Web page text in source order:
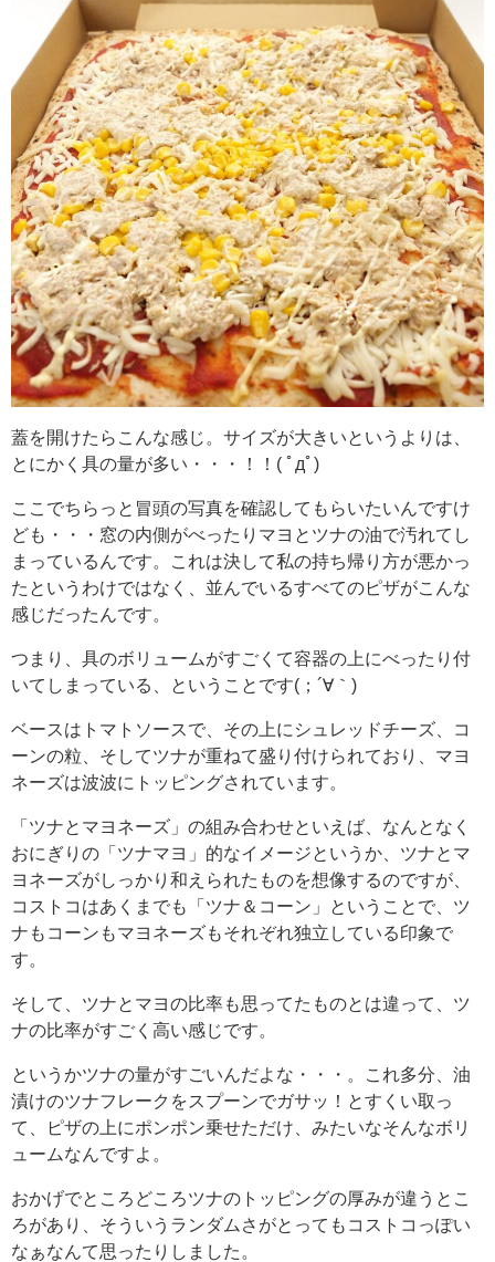
蓋を開けたらこんな感じ。サイズが大きいというよりは、
とにかく具の量が多い・・・！！( ﾟдﾟ)
ここでちらっと冒頭の写真を確認してもらいたいんですけ
ども・・・窓の内側がべったりマヨとツナの油で汚れてし
まっているんです。これは決して私の持ち帰り方が悪かっ
たというわけではなく、並んでいるすべてのピザがこんな
感じだったんです。
つまり、具のボリュームがすごくて容器の上にべったり付
いてしまっている、ということです(；´∀｀)
ベースはトマトソースで、その上にシュレッドチーズ、コ
ーンの粒、そしてツナが重ねて盛り付けられており、マヨ
ネーズは波波にトッピングされています。
「ツナとマヨネーズ」の組み合わせといえば、なんとなく
おにぎりの「ツナマヨ」的なイメージというか、ツナとマ
ヨネーズがしっかり和えられたものを想像するのですが、
コストコはあくまでも「ツナ＆コーン」ということで、ツ
ナもコーンもマヨネーズもそれぞれ独立している印象で
す。
そして、ツナとマヨの比率も思ってたものとは違って、ツ
ナの比率がすごく高い感じです。
というかツナの量がすごいんだよな・・・。これ多分、油
漬けのツナフレークをスプーンでガサッ！とすくい取っ
て、ピザの上にポンポン乗せただけ、みたいなそんなボリ
ュームなんですよ。
おかげでところどころツナのトッピングの厚みが違うとこ
ろがあり、そういうランダムさがとってもコストコっぽい
なぁなんて思ったりしました。